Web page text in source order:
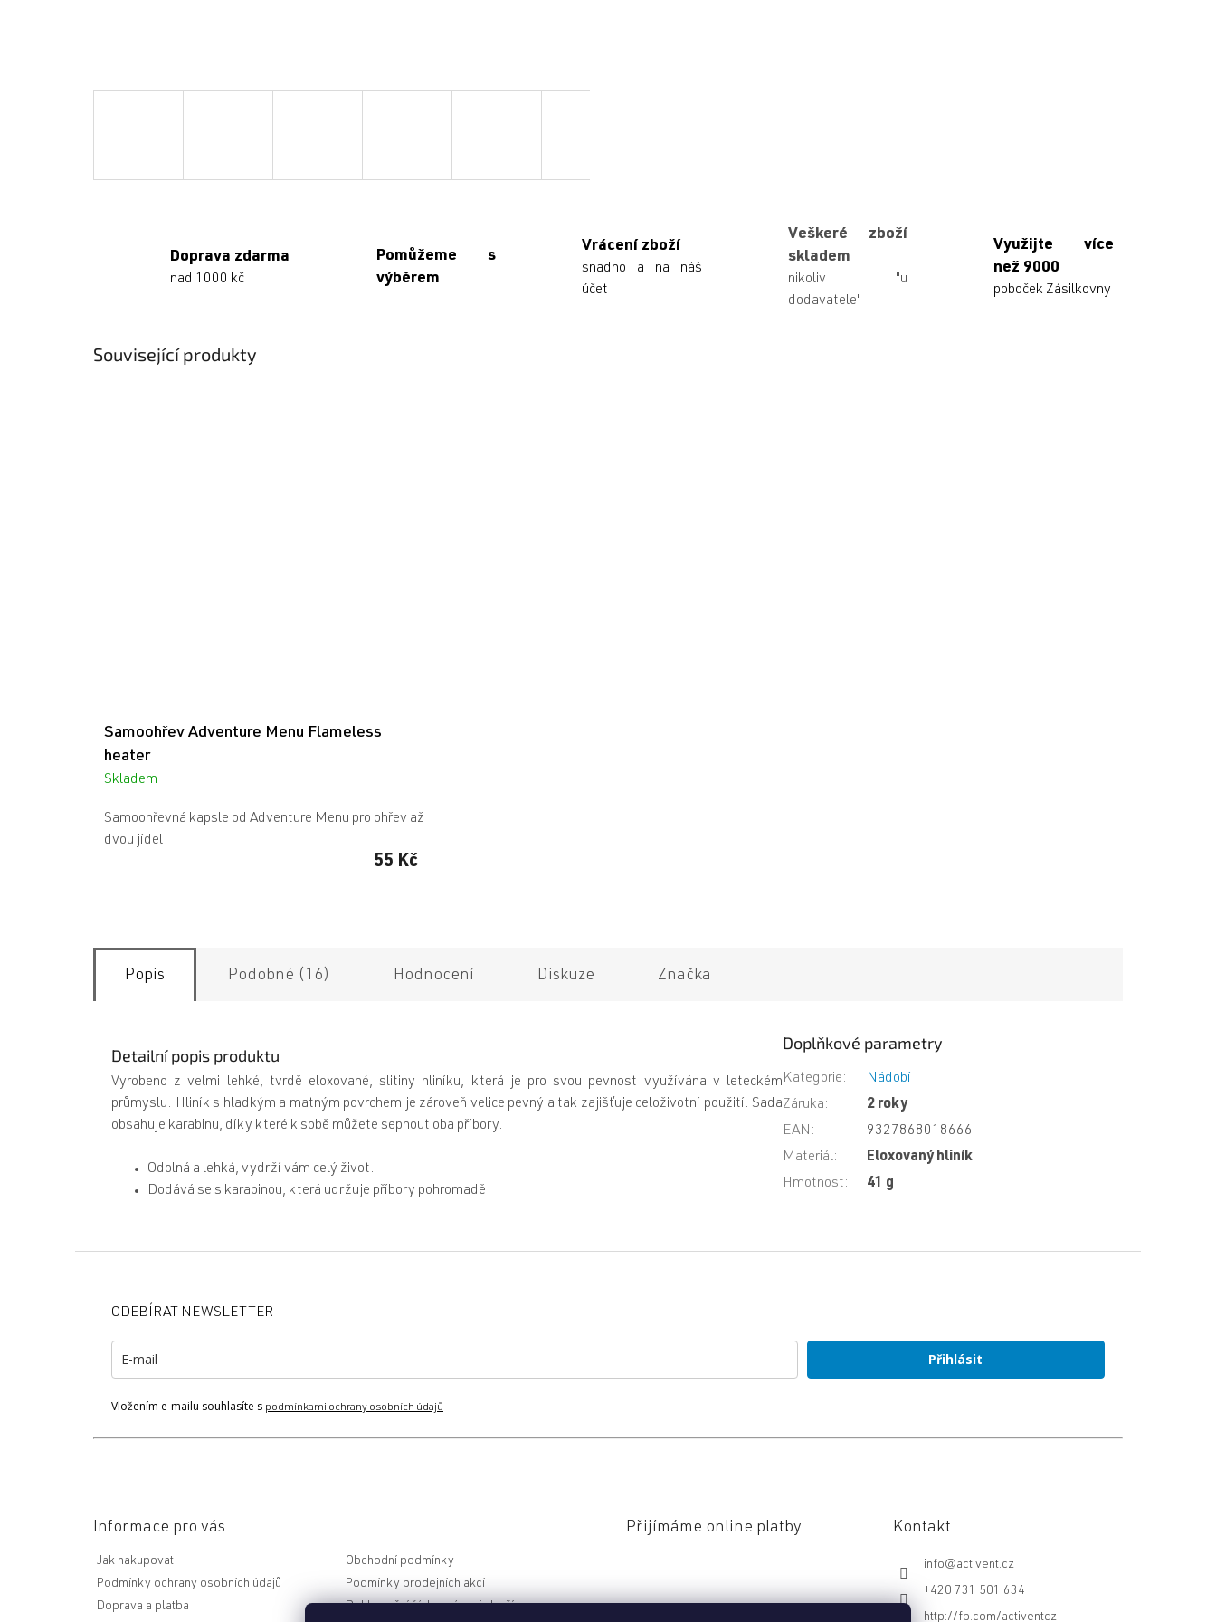
Doprava zdarma
nad 1000 kč
Pomůžeme s
výběrem
Vrácení zboží
snadno a na náš
účet
Veškeré zboží
skladem
nikoliv "u
dodavatele"
Využijte více
než 9000
poboček Zásilkovny
Související produkty
Samoohřev Adventure Menu Flameless
heater
Skladem
55 Kč
Samoohřevná kapsle od Adventure Menu pro ohřev až
dvou jídel
Popis Podobné (16) Hodnocení Diskuze Značka
Detailní popis produktu
Vyrobeno z velmi lehké, tvrdě eloxované, slitiny hliníku, která je pro svou pevnost využívána v leteckém
průmyslu. Hliník s hladkým a matným povrchem je zároveň velice pevný a tak zajišťuje celoživotní použití. Sada
obsahuje karabinu, díky které k sobě můžete sepnout oba příbory.
Odolná a lehká, vydrží vám celý život.
Dodává se s karabinou, která udržuje příbory pohromadě
Doplňkové parametry
Kategorie:
Nádobí
Záruka:
2 roky
EAN :
9327868018666
Materiál:
Eloxovaný hliník
Hmotnost: 41 g
ODEBÍRAT NEWSLETTER
Přihlásit
Vložením e-mailu souhlasíte s podmínkami ochrany osobních údajů
Informace pro vás
Jak nakupovat
Obchodní podmínky
Podmínky ochrany osobních údajů
Podmínky prodejních akcí
Doprava a platba
Reklamační řád a vrácení zboží
Přijímáme online platby Kontakt
info@activent.cz
+420 731 501 634
http://fb.com/activentcz